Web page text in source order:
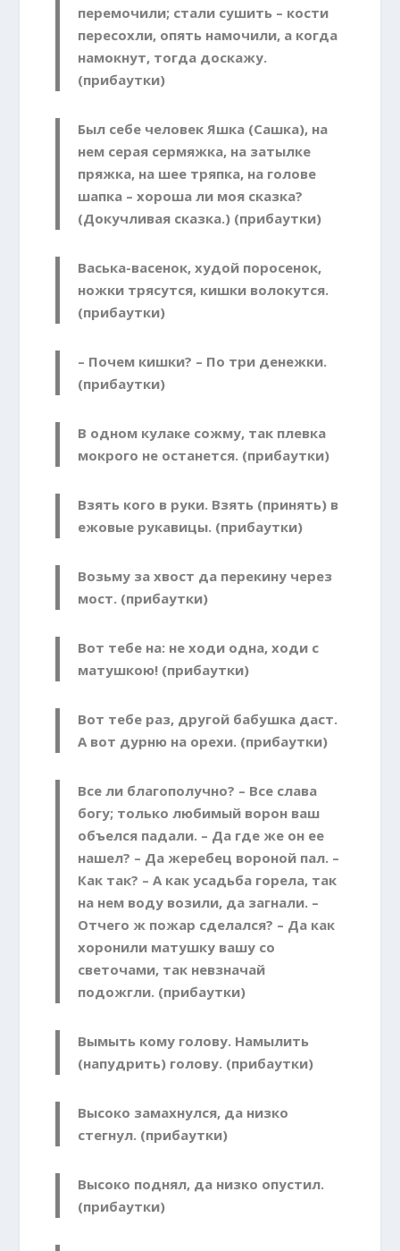
перемочили; стали сушить – кости
пересохли, опять намочили, а когда
намокнут, тогда доскажу.
(прибаутки)
Был себе человек Яшка (Сашка), на
нем серая сермяжка, на затылке
пряжка, на шее тряпка, на голове
шапка – хороша ли моя сказка?
(Докучливая сказка.) (прибаутки)
Васька-васенок, худой поросенок,
ножки трясутся, кишки волокутся.
(прибаутки)
– Почем кишки? – По три денежки.
(прибаутки)
В одном кулаке сожму, так плевка
мокрого не останется. (прибаутки)
Взять кого в руки. Взять (принять) в
ежовые рукавицы. (прибаутки)
Возьму за хвост да перекину через
мост. (прибаутки)
Вот тебе на: не ходи одна, ходи с
матушкою! (прибаутки)
Вот тебе раз, другой бабушка даст.
А вот дурню на орехи. (прибаутки)
Все ли благополучно? – Все слава
богу; только любимый ворон ваш
объелся падали. – Да где же он ее
нашел? – Да жеребец вороной пал. –
Как так? – А как усадьба горела, так
на нем воду возили, да загнали. –
Отчего ж пожар сделался? – Да как
хоронили матушку вашу со
светочами, так невзначай
подожгли. (прибаутки)
Вымыть кому голову. Намылить
(напудрить) голову. (прибаутки)
Высоко замахнулся, да низко
стегнул. (прибаутки)
Высоко поднял, да низко опустил.
(прибаутки)